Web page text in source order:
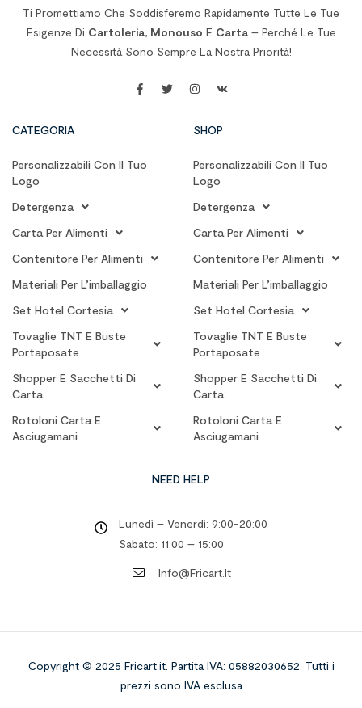
Ti Promettiamo Che Soddisferemo Rapidamente Tutte Le Tue
Esigenze Di Cartoleria, Monouso E Carta– Perché Le Tue
Necessità Sono Sempre La Nostra Priorità!
CATEGORIA
Personalizzabili Con Il Tuo
Logo
Detergenza
Carta Per Alimenti
Contenitore Per Alimenti
Materiali Per L’imballaggio
Set Hotel Cortesia
Tovaglie TNT E Buste
Portaposate
Shopper E Sacchetti Di
Carta
Rotoloni Carta E
Asciugamani
SHOP
Personalizzabili Con Il Tuo
Logo
Detergenza
Carta Per Alimenti
Contenitore Per Alimenti
Materiali Per L’imballaggio
Set Hotel Cortesia
Tovaglie TNT E Buste
Portaposate
Shopper E Sacchetti Di
Carta
Rotoloni Carta E
Asciugamani
NEED HELP
Lunedì – Venerdì: 9:00-20:00
Sabato: 11:00 – 15:00
Info@fricart.it
Copyright © 2025 Fricart.it. Partita IVA: 05882030652. Tutti i
prezzi sono IVA esclusa